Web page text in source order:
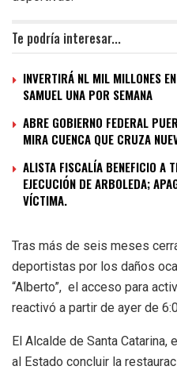
Te podría interesar...
INVERTIRÁ NL MIL MILLONES
SAMUEL UNA POR SEMANA
ABRE GOBIERNO FEDERAL
MIRA CUENCA QUE CRUZA
ALISTA FISCALÍA BENEFICIO A
EJECUCIÓN DE ARBOLEDA;
VÍCTIMA.
Tras más de seis meses
deportistas por los daños
“Alberto”, el acceso para
reactivó a partir de ayer de
El Alcalde de Santa
al Estado concluir la